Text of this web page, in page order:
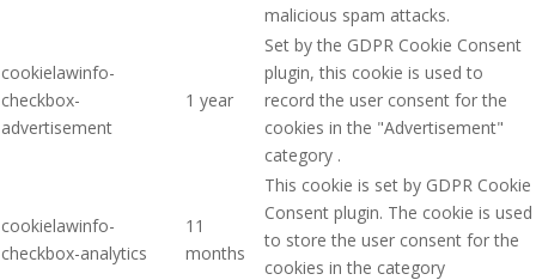
malicious spam attacks.
cookielawinfo-
checkbox-
advertisement
1 year
Set by the GDPR Cookie Consent
plugin, this cookie is used to
record the user consent for the
cookies in the "Advertisement"
category .
cookielawinfo-
checkbox-analytics
11
months
This cookie is set by GDPR Cookie
Consent plugin. The cookie is used
to store the user consent for the
cookies in the category